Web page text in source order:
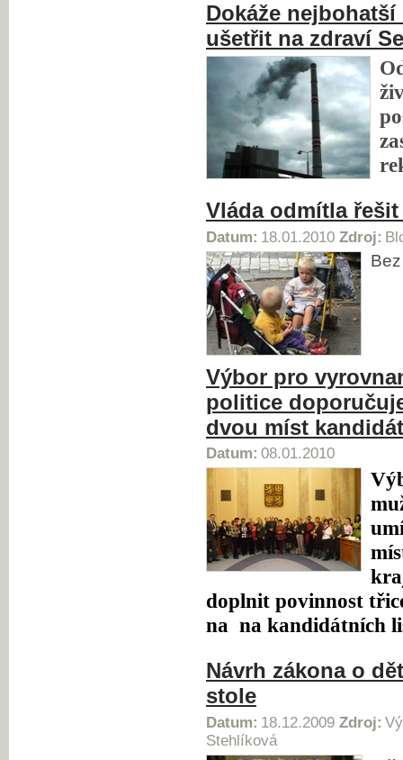
Dokáže
ušetřit na zdraví
Vláda odmítla
Datum: 18.01.2010 Zdroj:
Výbor pro
politice
dvou míst
Datum: 08.01.2010
doplnit povinnost
na na kandidátních
Návrh zákona o
stole
Datum: 18.12.2009 Zdroj:
Stehlíková